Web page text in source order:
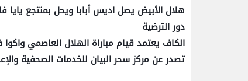
هلال الأبيض يصل اديس أبابا ويحل بمنتجع
دور الترضية
الكاف يعتمد قيام مباراة الهلال العاصمي
تصدر عن مركز سحر البيان للخدمات الصحفية